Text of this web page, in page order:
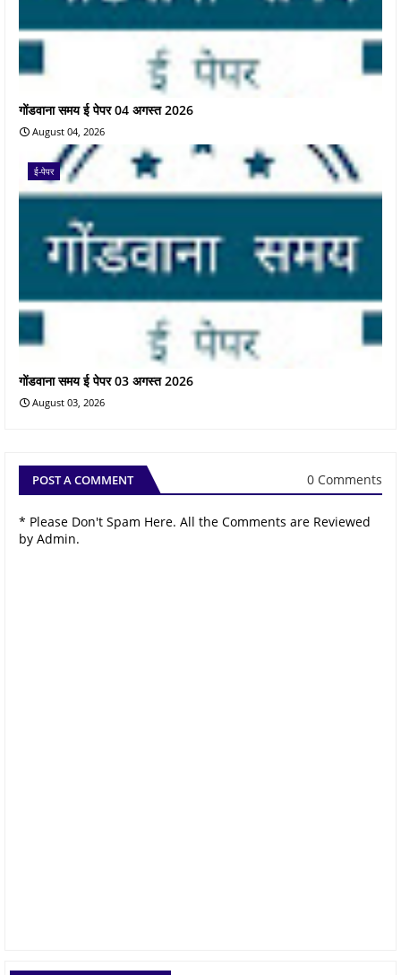
गोंडवाना समय ई पेपर 04 अगस्त 2026
August 04, 2026
ई-पेपर
गोंडवाना समय ई पेपर 03 अगस्त 2026
August 03, 2026
POST A COMMENT 0 Comments
* Please Don't Spam Here. All the Comments are Reviewed
by Admin.